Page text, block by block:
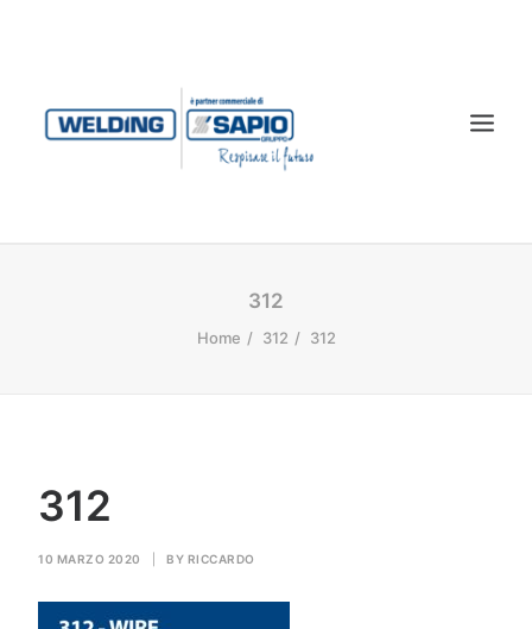
DOWNLOAD
HEROLASER
312
Home 312 312
312
10 MARZO 2020 BY RICCARDO